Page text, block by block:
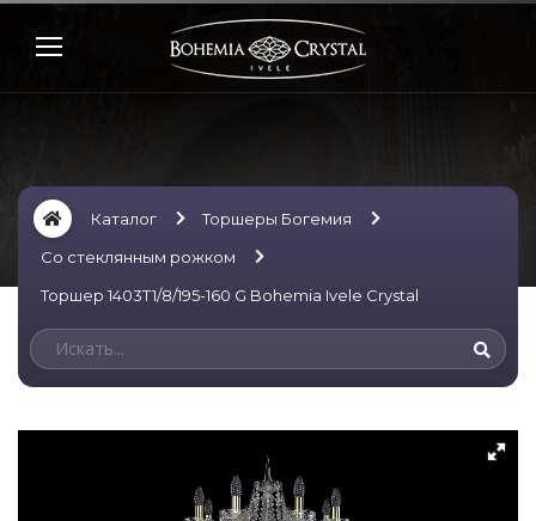
Каталог
Торшеры Богемия
Со стеклянным рожком
Торшер 1403T1/8/195-160 G Bohemia Ivele Crystal